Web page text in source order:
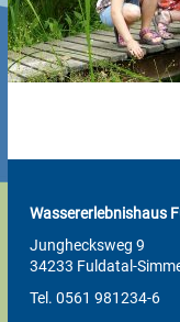
Wassererlebnishaus
Junghecksweg 9
34233 Fuldatal-
Tel. 0561 981234-6